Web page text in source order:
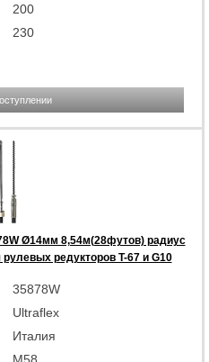
200
230
Ø14мм 8,54м(28футов) радиус
редукторов T-67 и G10
35878W
Ultraflex
Италия